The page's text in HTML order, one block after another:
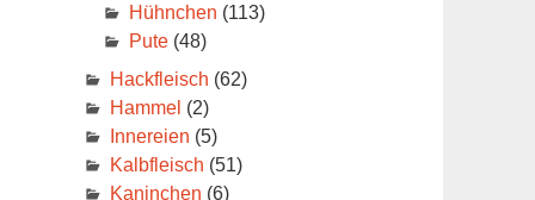
Hühnchen (113)
Pute(48)
Hackfleisch (62)
Hammel (2)
Innereien (5)
Kalbfleisch (51)
Kaninchen (6)